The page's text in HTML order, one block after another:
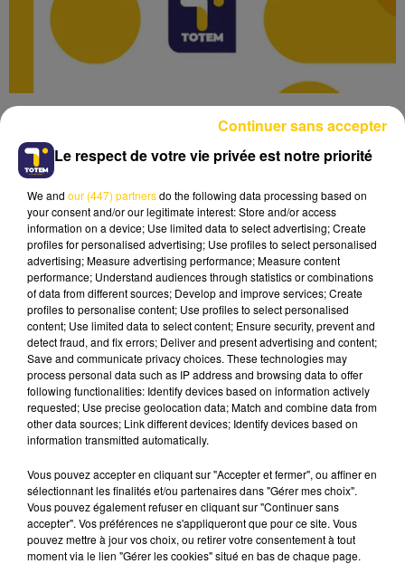
Lecture (2 min 44 sec)
29 mai 2026 - 2 min 44 sec
TOTEM SPORT DU 29/05/26 À 06H42
L'actualité sportive vue de nos régions. Présenté
par Fabien Taccard-Blanchin.
AVEYRON NORD
Le respect de votre vie privée est notre priorité
We and our (447) partnersdo the following data processing based on
your consent and/or our legitimate interest: Store and/or access
information on a device; Use limited data to select advertising; Create
profiles for personalised advertising; Use profiles to select personalised
advertising; Measure advertising performance; Measure content
performance; Understand audiences through statistics or combinations
of data from different sources; Develop and improve services; Create
profiles to personalise content; Use profiles to select personalised
content; Use limited data to select content; Ensure security, prevent and
detect fraud, and fix errors; Deliver and present advertising and content;
Save and communicate privacy choices. These technologies may
process personal data such as IP address and browsing data to offer
following functionalities: Identify devices based on information actively
requested; Use precise geolocation data; Match and combine data from
other data sources; Link different devices; Identify devices based on
information transmitted automatically.
Vous pouvez accepter en cliquant sur "Accepter et fermer", ou affiner en
sélectionnant les finalités et/ou partenaires dans "Gérer mes choix".
Vous pouvez également refuser en cliquant sur "Continuer sans
accepter". Vos préférences ne s'appliqueront que pour ce site. Vous
pouvez mettre à jour vos choix, ou retirer votre consentement à tout
moment via le lien "Gérer les cookies" situé en bas de chaque page.
Continuer sans accepter